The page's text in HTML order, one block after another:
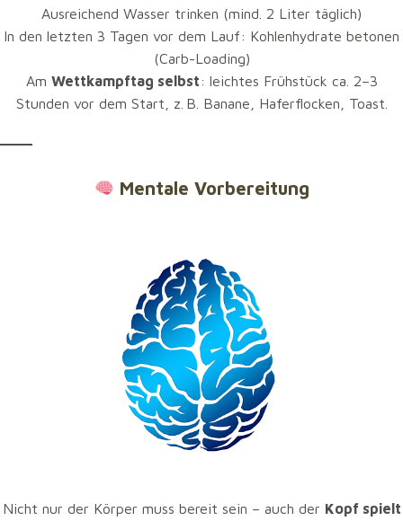
Fokus auf:
Rumpfstabilität (Core)
Beinmuskulatur (Knie- und Sprunggelenke
entlasten)
Ernährung & Hydration
besonders in den Wochen vor dem Lauf.
Viel Gemüse, Vollkorn, gesunde Fette (z. B. Nüsse,
Ausreichend Wasser trinken (mind. 2 Liter täglich)
In den letzten 3 Tagen vor dem Lauf:
Kohlenhydrate betonen (Carb-Loading)
Ausreichend Wasser trinken (mind. 2 Liter täglich)
In den letzten 3 Tagen vor dem Lauf: Kohlenhydrate betonen
(Carb-Loading)
Am Wettkampftag selbst: leichtes Frühstück ca. 2–3
Stunden vor dem Start, z. B. Banane, Haferflocken, Toast.
Mentale Vorbereitung
Nicht nur der Körper muss bereit sein – auch der Kopf spielt